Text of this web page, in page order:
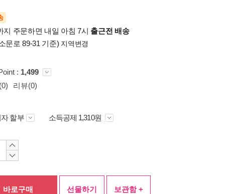
지 주문하면 내일 아침 7시 출근전 배송
문로 89-31 기준) 지역변경
: 1,499
리뷰(0)
할부 소득공제 1,310원
바로구매 선물하기 보관함 +